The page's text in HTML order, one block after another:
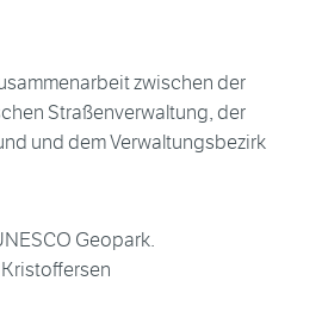
zwischen der
Straßenverwaltung, der
und dem Verwaltungsbezirk
Geopark.